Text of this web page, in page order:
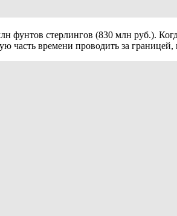
фунтов стерлингов (830 млн руб.).
времени проводить за границей,